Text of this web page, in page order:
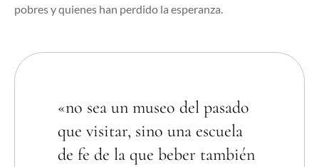
pobres y quienes han perdido la esperanza.
«no sea un museo del pasado
que visitar, sino una escuela
de fe de la que beber también